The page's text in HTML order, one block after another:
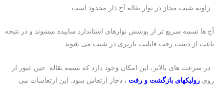
زاویه شیب مجاز در نوار نقاله آج دار محدود است.
آج ها تسمه سریع تر از پوشش نوارهای استاندارد ساییده میشوند و در نتیجه
باعث از دست رفت قابلیت باربری در شیب می شوند.
در سرعت های بالاتر، این امکان وجود دارد که تسمه نقاله حین عبور ار
روی رولیکهای بازگشت و رفت ، دچار ارتعاش شود. این ارتعاشات می